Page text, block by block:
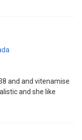
and and vitenamise
and she like